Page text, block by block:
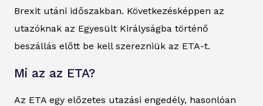
Brexit utáni időszakban. Következésképpen az
utazóknak az Egyesült Királyságba történő
beszállás előtt be kell szerezniük az ETA-t.
Mi az az ETA?
Az ETA egy előzetes utazási engedély, hasonlóan